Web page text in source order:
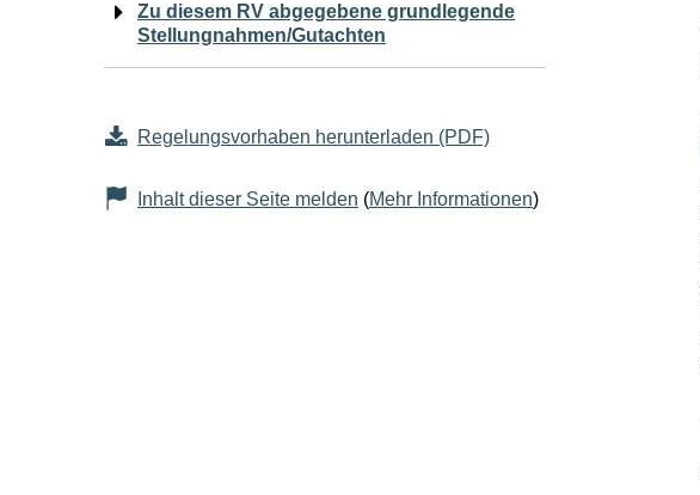
Zu diesem RV abgegebene grundlegende
Stellungnahmen/Gutachten
Regelungsvorhaben herunterladen (PDF)
Inhalt dieser Seite melden (Mehr Informationen)